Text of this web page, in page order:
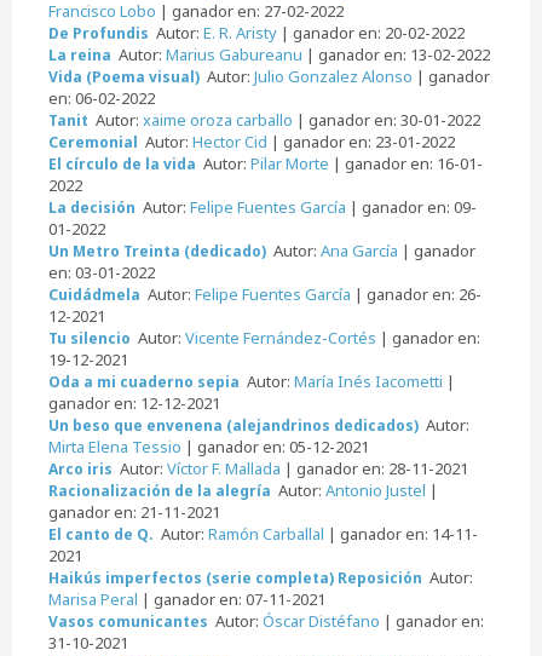
Francisco Lobo | ganador en: 27-02-2022
De Profundis Autor: E. R. Aristy | ganador en: 20-02-2022
La reina Autor: Marius Gabureanu | ganador en: 13-02-2022
Vida (Poema visual) Autor: Julio Gonzalez Alonso | ganador
en: 06-02-2022
Tanit Autor: xaime oroza carballo | ganador en: 30-01-2022
Ceremonial Autor: Hector Cid | ganador en: 23-01-2022
El círculo de la vida Autor: Pilar Morte | ganador en: 16-01-
2022
La decisión Autor: Felipe Fuentes García | ganador en: 09-
01-2022
Un Metro Treinta (dedicado) Autor: Ana García | ganador
en: 03-01-2022
Cuidádmela Autor: Felipe Fuentes García | ganador en: 26-
12-2021
Tu silencio Autor: Vicente Fernández-Cortés | ganador en:
19-12-2021
Oda a mi cuaderno sepia Autor: María Inés Iacometti |
ganador en: 12-12-2021
Un beso que envenena (alejandrinos dedicados) Autor:
Mirta Elena Tessio | ganador en: 05-12-2021
Arco iris Autor: Víctor F. Mallada | ganador en: 28-11-2021
Racionalización de la alegría Autor: Antonio Justel |
ganador en: 21-11-2021
El canto de Q. Autor: Ramón Carballal | ganador en: 14-11-
2021
Haikús imperfectos (serie completa) Reposición Autor:
Marisa Peral | ganador en: 07-11-2021
Vasos comunicantes Autor: Óscar Distéfano | ganador en:
31-10-2021